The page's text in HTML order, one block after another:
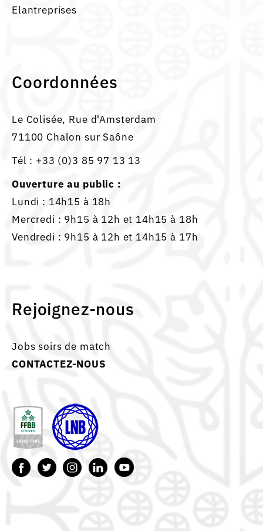
Elantreprises
Coordonnées
Le Colisée, Rue d'Amsterdam
71100 Chalon sur Saône
Tél : +33 (0)3 85 97 13 13
Ouverture au public :
Lundi : 14h15 à 18h
Mercredi : 9h15 à 12h et 14h15 à 18h
Vendredi : 9h15 à 12h et 14h15 à 17h
Rejoignez-nous
Jobs soirs de match
CONTACTEZ-NOUS